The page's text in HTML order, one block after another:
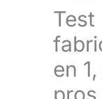
Test
en
pros